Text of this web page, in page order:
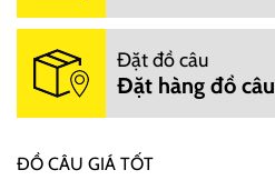
Đặt đồ câu
Đặt hàng đồ
ĐỒ CÂU GIÁ TỐT